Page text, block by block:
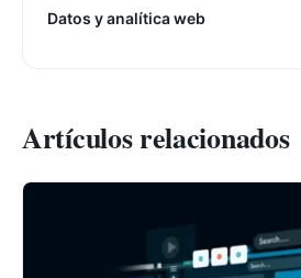
Datos y analítica web
Artículos relacionados